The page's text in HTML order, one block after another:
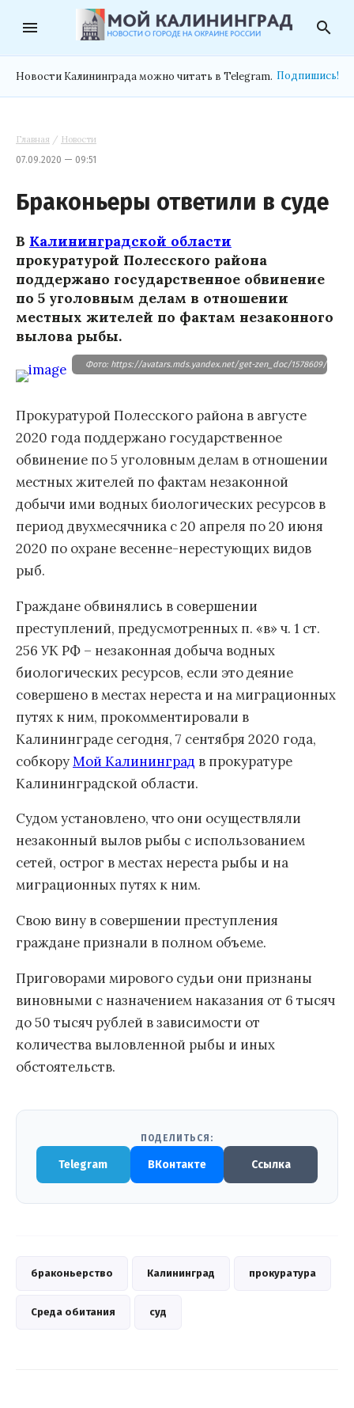
menu search
Новости Калининграда можно читать в Telegram. Подпишись!
Главная / Новости
07.09.2020 — 09:51
Браконьеры ответили в суде
В Калининградской области
прокуратурой Полесского района
поддержано государственное обвинение
по 5 уголовным делам в отношении
местных жителей по фактам незаконного
вылова рыбы.
Фото: https://avatars.mds.yandex.net/get-zen_doc/1578609/
Прокуратурой Полесского района в августе
2020 года поддержано государственное
обвинение по 5 уголовным делам в отношении
местных жителей по фактам незаконной
добычи ими водных биологических ресурсов в
период двухмесячника с 20 апреля по 20 июня
2020 по охране весенне-нерестующих видов
рыб.
Граждане обвинялись в совершении
преступлений, предусмотренных п. «в» ч. 1 ст.
256 УК РФ – незаконная добыча водных
биологических ресурсов, если это деяние
совершено в местах нереста и на миграционных
путях к ним, прокомментировали в
Калининграде сегодня, 7 сентября 2020 года,
собкоруМой Калининград в прокуратуре
Калининградской области.
Судом установлено, что они осуществляли
незаконный вылов рыбы с использованием
сетей, острог в местах нереста рыбы и на
миграционных путях к ним.
Свою вину в совершении преступления
граждане признали в полном объеме.
Приговорами мирового судьи они признаны
виновными с назначением наказания от 6 тысяч
до 50 тысяч рублей в зависимости от
количества выловленной рыбы и иных
обстоятельств.
ПОДЕЛИТЬСЯ:
Telegram ВКонтакте Ссылка
браконьерство Калининград прокуратура
Среда обитания суд